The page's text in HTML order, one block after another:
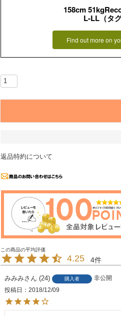
158cm
L-LL（タ
Find out more on
返品特約について
4.25 4
みみみ 24 購入者
非公開
投稿日
2018/12/09